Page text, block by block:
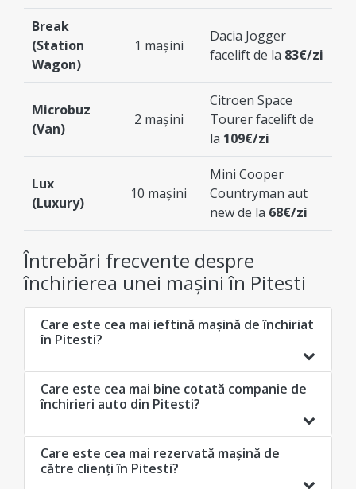
Break
(Station
Wagon)
1 mașini
Dacia Jogger
facelift de la 83€/zi
Microbuz
(Van)
2 mașini
Citroen Space
Tourer facelift de
la 109€/zi
Lux
(Luxury)
10 mașini
Mini Cooper
Countryman aut
new de la 68€/zi
Întrebări frecvente despre
închirierea unei mașini în Pitesti
Care este cea mai ieftină mașină de închiriat
în Pitesti?
Care este cea mai bine cotată companie de
închirieri auto din Pitesti?
Care este cea mai rezervată mașină de
către clienți în Pitesti?